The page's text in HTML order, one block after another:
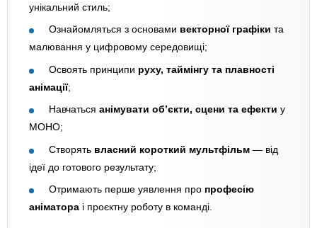
унікальний стиль;
Ознайомляться з основами векторної графіки та
малювання у цифровому середовищі;
Освоять принципи руху, таймінгу та плавності
анімації;
Навчаться анімувати об’єкти, сцени та ефекти у
MOHO;
Створять власний короткий мультфільм — від
ідеї до готового результату;
Отримають перше уявлення про професію
аніматора і проєктну роботу в команді.